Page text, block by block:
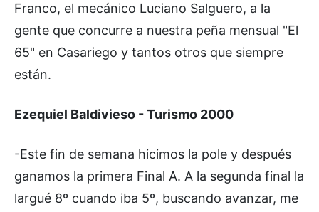
Franco, el mecánico Luciano Salguero, a la
gente que concurre a nuestra peña mensual "El
65" en Casariego y tantos otros que siempre
están.
Ezequiel Baldivieso - Turismo 2000
-Este fin de semana hicimos la pole y después
ganamos la primera Final A. A la segunda final la
largué 8º cuando iba 5º, buscando avanzar, me